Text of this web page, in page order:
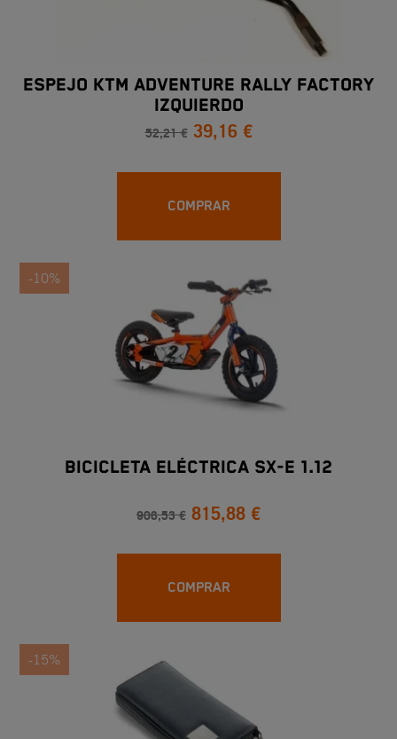
ESPEJO KTM ADVENTURE RALLY FACTORY
IZQUIERDO
52,21 € 39,16 €
COMPRAR
-10%
BICICLETA ELÉCTRICA SX-E 1.12
906,53 € 815,88 €
COMPRAR
-15%